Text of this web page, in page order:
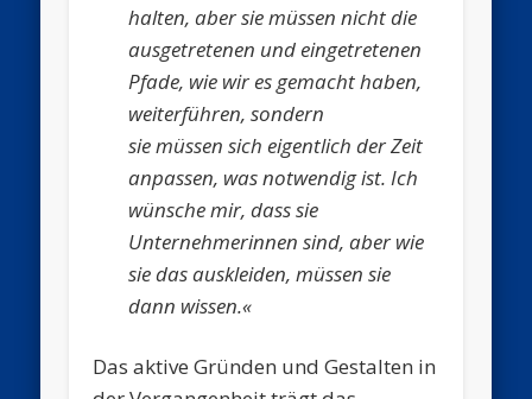
halten, aber sie müssen nicht die
ausgetretenen und eingetretenen
Pfade, wie wir es gemacht haben,
weiterführen, sondern
sie müssen sich eigentlich der Zeit
anpassen, was notwendig ist. Ich
wünsche mir, dass sie
Unternehmerinnen sind, aber wie
sie das auskleiden,müssen sie
dann wissen.«
Das aktive Gründen und Gestalten in